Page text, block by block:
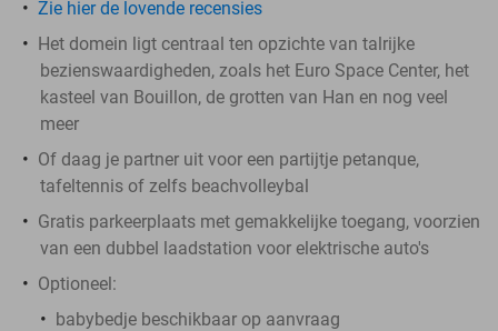
Zie hier de lovende recensies
Het domein ligt centraal ten opzichte van talrijke
bezienswaardigheden, zoals het Euro Space Center, het
kasteel van Bouillon, de grotten van Han en nog veel
meer
Of daag je partner uit voor een partijtje petanque,
tafeltennis of zelfs beachvolleybal
Gratis parkeerplaats met gemakkelijke toegang, voorzien
van een dubbel laadstation voor elektrische auto's
Optioneel:
babybedje beschikbaar op aanvraag